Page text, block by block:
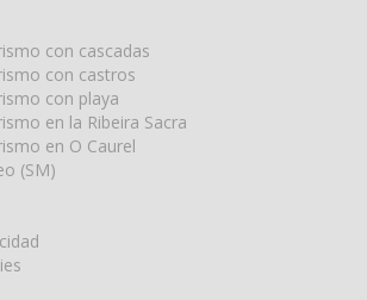
con cascadas
con castros
con playa
en la Ribeira Sacra
en O Caurel
(SM)